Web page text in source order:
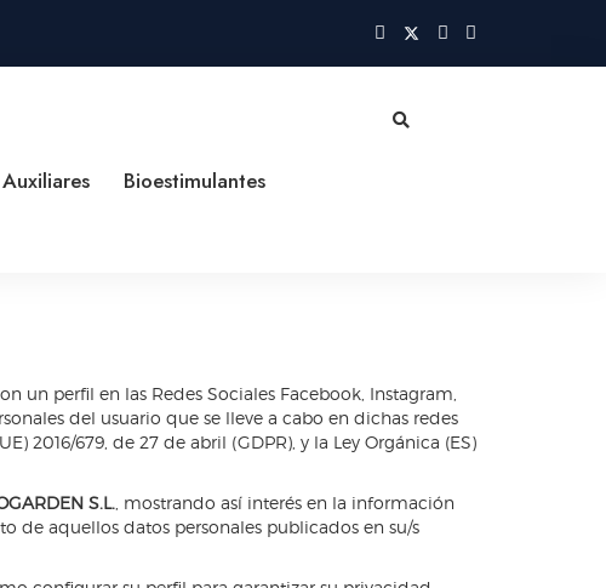
Auxiliares
Bioestimulantes
un perfil en las Redes Sociales Facebook, Instagram,
del usuario que se lleve a cabo en dichas redes
679, de 27 de abril (GDPR), y la Ley Orgánica (ES)
S.L. , mostrando así interés en la información
de aquellos datos personales publicados en su/s